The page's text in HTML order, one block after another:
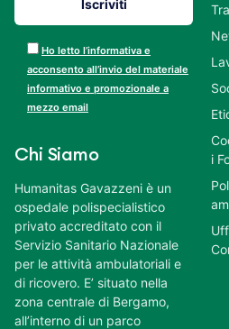
Ho letto l’informativa e
acconsento all’invio del materiale
informativo e promozionale a
mezzo email
Chi Siamo
Humanitas Gavazzeni è un
ospedale polispecialistico
privato accreditato con il
Servizio Sanitario Nazionale
per le attività ambulatoriali e
di ricovero. E’ situato nella
zona centrale di Bergamo,
all’interno di un parco
i